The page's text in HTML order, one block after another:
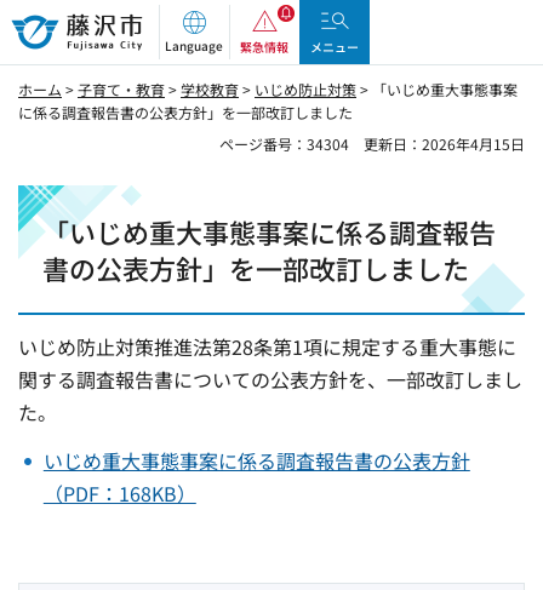
藤沢市
Language 緊急情報 メニュー
ホーム >子育て・教育>学校教育> いじめ防止対策> 「いじめ重大事態事案
に係る調査報告書の公表方針」を一部改訂しました
ページ番号：34304
更新日：2026年4月15日
「いじめ重大事態事案に係る調査報告
書の公表方針」を一部改訂しました
いじめ防止対策推進法第28条第1項に規定する重大事態に
関する調査報告書についての公表方針を、一部改訂しまし
た。
いじめ重大事態事案に係る調査報告書の公表方針
（PDF：168KB）